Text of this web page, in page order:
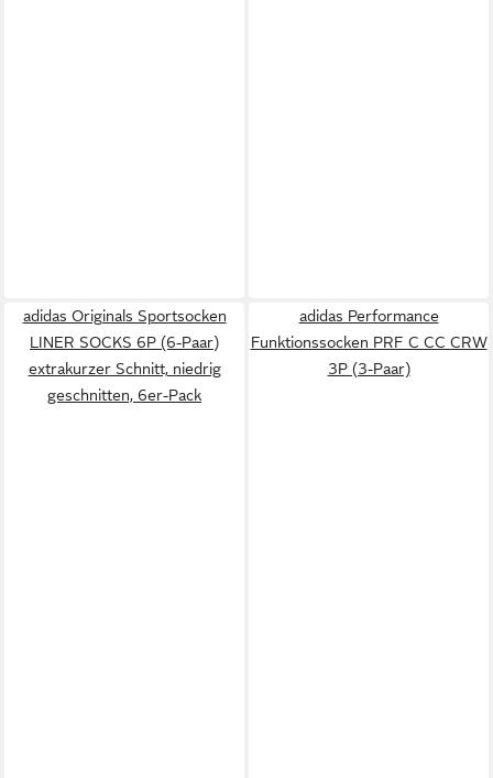
adidas Originals Sportsocken
LINER SOCKS 6P (6-Paar)
extrakurzer Schnitt, niedrig
geschnitten, 6er-Pack
adidas Performance
Funktionssocken PRF C CC CRW
3P (3-Paar)